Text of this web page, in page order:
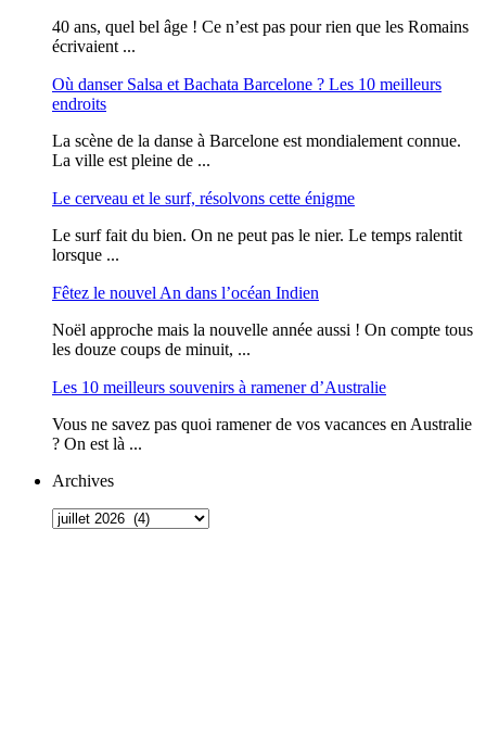
40 ans, quel bel âge ! Ce n’est pas pour rien que les Romains
écrivaient ...
Où danser Salsa et Bachata Barcelone ? Les 10 meilleurs
endroits
La scène de la danse à Barcelone est mondialement connue.
La ville est pleine de ...
Le cerveau et le surf, résolvons cette énigme
Le surf fait du bien. On ne peut pas le nier. Le temps ralentit
lorsque ...
Fêtez le nouvel An dans l’océan Indien
Noël approche mais la nouvelle année aussi ! On compte tous
les douze coups de minuit, ...
Les 10 meilleurs souvenirs à ramener d’Australie
Vous ne savez pas quoi ramener de vos vacances en Australie
? On est là ...
Archives